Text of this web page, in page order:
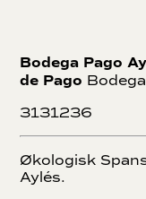
Bodega Pago
de Pago
3131236
Økologisk
Aylés.